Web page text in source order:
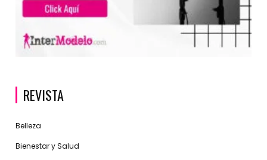
REVISTA
Belleza
Bienestar y Salud